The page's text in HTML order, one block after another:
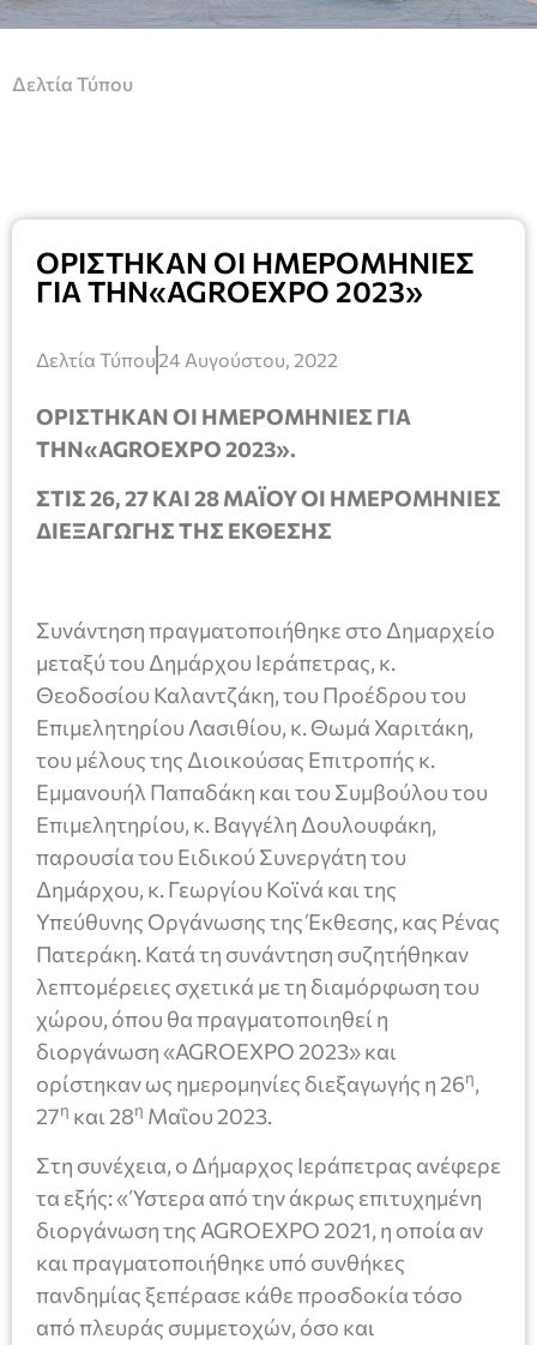
Δελτία Τύπου
ΟΡΙΣΤΗΚΑΝ ΟΙ ΗΜΕΡΟΜΗΝΙΕΣ
ΓΙΑ ΤΗΝ«AGROEXPO 2023»
Δελτία Τύπου 24 Αυγούστου, 2022
ΟΡΙΣΤΗΚΑΝ ΟΙ ΗΜΕΡΟΜΗΝΙΕΣ ΓΙΑ
ΤΗΝ«AGROEXPO 2023».
ΣΤΙΣ 26, 27 ΚΑΙ 28 ΜΑΪΟΥ ΟΙ ΗΜΕΡΟΜΗΝΙΕΣ
ΔΙΕΞΑΓΩΓΗΣ ΤΗΣ ΕΚΘΕΣΗΣ
Συνάντηση πραγματοποιήθηκε στο Δημαρχείο
μεταξύ του Δημάρχου Ιεράπετρας, κ.
Θεοδοσίου Καλαντζάκη, του Προέδρου του
Επιμελητηρίου Λασιθίου, κ. Θωμά Χαριτάκη,
τoυ μέλους της Διοικούσας Επιτροπής κ.
Εμμανουήλ Παπαδάκη και του Συμβούλου του
Επιμελητηρίου, κ. Βαγγέλη Δουλουφάκη,
παρουσία του Ειδικού Συνεργάτη του
Δημάρχου, κ. Γεωργίου Κοϊνά και της
Υπεύθυνης Οργάνωσης της Έκθεσης, κας Ρένας
Πατεράκη. Κατά τη συνάντηση συζητήθηκαν
λεπτομέρειες σχετικά με τη διαμόρφωση του
χώρου, όπου θα πραγματοποιηθεί η
διοργάνωση «AGROEXPO 2023» και
ορίστηκαν ως ημερομηνίες διεξαγωγής η 26η,
27η και 28η Μαΐου 2023.
Στη συνέχεια, ο Δήμαρχος Ιεράπετρας ανέφερε
τα εξής: « Ύστερα από την άκρως επιτυχημένη
διοργάνωση της AGROEXPO 2021, η οποία αν
και πραγματοποιήθηκε υπό συνθήκες
πανδημίας ξεπέρασε κάθε προσδοκία τόσο
από πλευράς συμμετοχών, όσο και